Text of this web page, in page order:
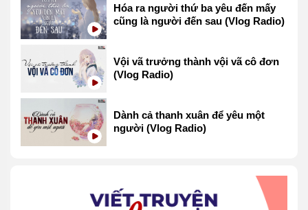
Hóa ra người thứ ba yêu đến mấy
cũng là người đến sau (Vlog Radio)
Vội vã trưởng thành vội vã cô đơn
(Vlog Radio)
Dành cả thanh xuân để yêu một
người (Vlog Radio)